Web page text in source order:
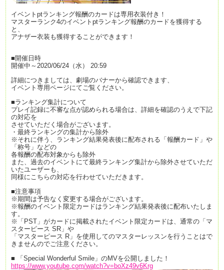
イベントptランキング報酬のカードは専用衣装付き！
マスターランク4のイベントptランキング報酬のカードを獲得する
と、
アナザー衣装も獲得することができます！
■開催日時
開催中～2020/06/24（水） 20:59
詳細につきましては、劇場のバナーから確認できます、
イベント専用ページにてご覧ください。
■ランキング集計について
プレイ記録に不審な点が認められる場合は、詳細を確認のうえで下記
の対応を
させていただく場合がございます。
・最終ランキングの集計から除外
※それに伴う、ランキング結果発表後に配布される「報酬カード」や
「称号」などの
各報酬の配布対象からも除外
また、過去のイベントにて最終ランキング集計から除外させていただ
いたユーザーも、
同様にこちらの対応を行わせていただきます。
■注意事項
※期間は予告なく変更する場合がございます。
※報酬のイベント限定カードはランキング結果発表後に配布いたしま
す。
※「PST」がカードに掲載されたイベント限定カードは、通常の「マ
スターピース SR」や
「マスターピース R」を使用してのマスターレッスンを行うことはで
きませんのでご注意ください。
■ 「Special Wonderful Smile」のMVを公開しました！
https://www.youtube.com/watch?v=boXz49v6Krg